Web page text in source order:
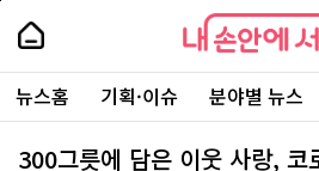
본
로
가
내
손
안
에
서
울
-
내
손
에
울
주
요
서
뉴스홈 기획·이슈 분야별 뉴스
300그릇에 담은 이웃 사랑,
페
상
단
로